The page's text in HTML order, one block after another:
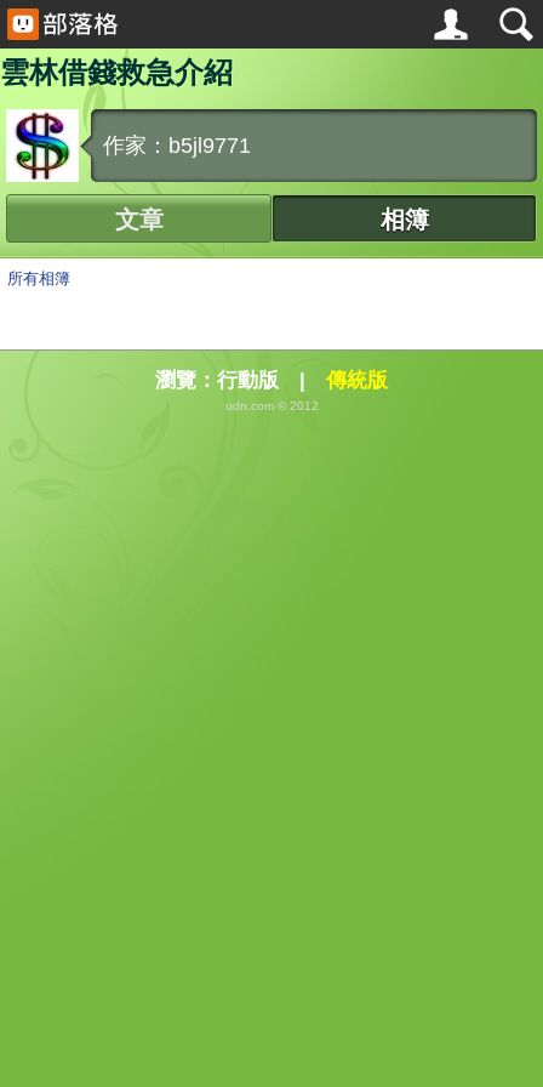
雲林借錢救急介紹
作家：b5jl9771
文章 相簿
所有相簿
瀏覽： 行動版 | 傳統版
udn.com © 2012